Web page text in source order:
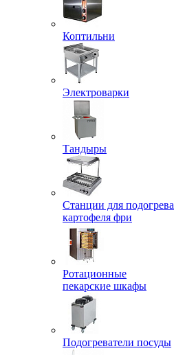
Коптильни
Электроварки
Тандыры
Станции для подогрева
картофеля фри
Ротационные
пекарские шкафы
Подогреватели посуды